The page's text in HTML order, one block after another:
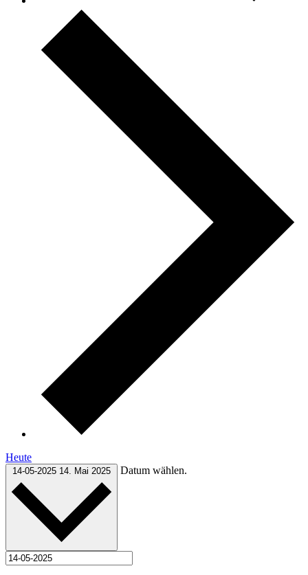
Heute
14-05-2025 14. Mai 2025 Datum wählen.